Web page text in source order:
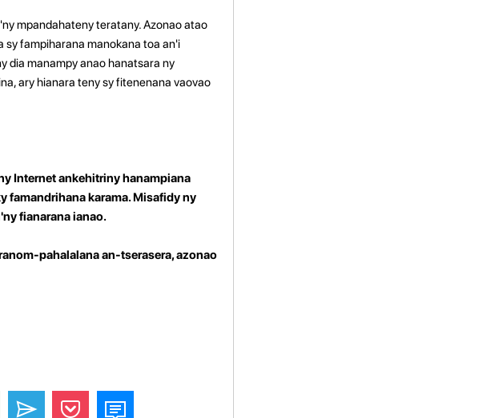
mpandahateny teratany. Azonao atao
sy fampiharana manokana toa an'i
dia manampy anao hanatsara ny
ary hianara teny sy fitenenana vaovao
Internet ankehitriny hanampiana
famandrihana karama. Misafidy ny
fianarana ianao.
pahalalana an-tserasera, azonao